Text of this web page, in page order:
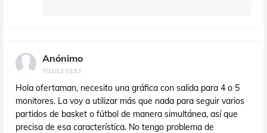
Anónimo
7/11/13 03:53
Hola ofertaman, necesito una gráfica con salida para 4 o 5
monitores. La voy a utilizar más que nada para seguir varios
partidos de basket o fútbol de manera simultánea, así que
precisa de esa característica. No tengo problema de